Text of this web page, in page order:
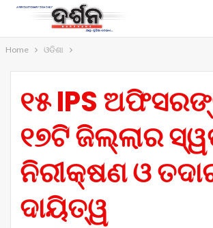
Home ଓଡିଶା
୧୫ IPS
୧୭ଟି ଜିଲ୍ଲାର
ନିରୀକ୍ଷଣ ଓ
ଦାୟିତ୍ୱ